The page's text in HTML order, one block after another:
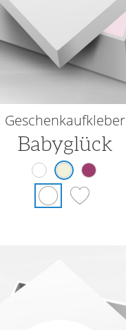
Geschenkaufkleber
Babyglück